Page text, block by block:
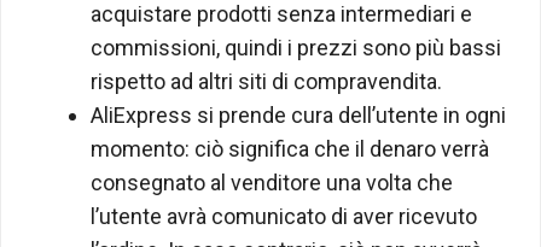
acquistare prodotti senza intermediari e
commissioni, quindi i prezzi sono più bassi
rispetto ad altri siti di compravendita.
AliExpress si prende cura dell’utente in ogni
momento: ciò significa che il denaro verrà
consegnato al venditore una volta che
l’utente avrà comunicato di aver ricevuto